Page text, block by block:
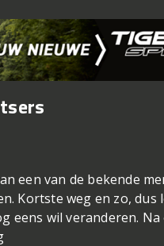
een van de bekende
Kortste weg en zo, dus
eens wil veranderen.